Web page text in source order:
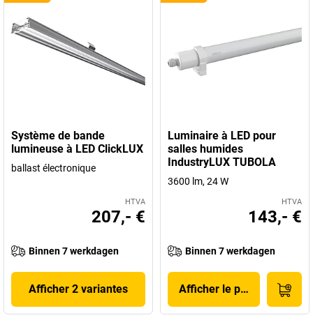
Système de bande
lumineuse à LED ClickLUX
ballast électronique
HTVA
207,- €
Binnen 7 werkdagen
Afficher 2 variantes
Luminaire à LED pour
salles humides
IndustryLUX TUBOLA
3600 lm, 24 W
HTVA
143,- €
Binnen 7 werkdagen
Afficher le produit